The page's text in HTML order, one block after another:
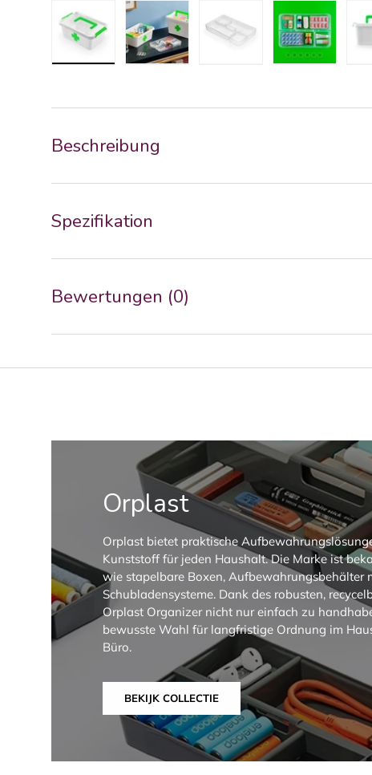
Beschreibung
Spezifikation
Bewertungen (0)
Orplast
Orplast bietet praktische
Kunststoff für jeden Haushalt. Die Marke ist
wie stapelbare Boxen, Aufbewahrungsbehälter
Schubladensysteme. Dank des robusten,
Orplast Organizer nicht nur einfach zu
bewusste Wahl für langfristige Ordnung im
Büro.
BEKIJK COLLECTIE